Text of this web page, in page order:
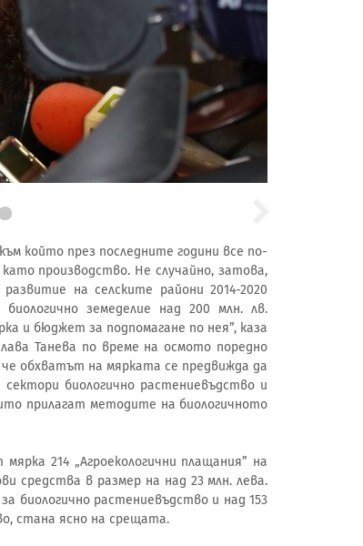
който през последните години все по-
производство. Не случайно, затова,
на селските райони 2014-2020
земеделие над 200 млн. лв.
и бюджет за подпомагане по нея”, каза
Танева по време на осмото поредно
че обхватът на мярката се предвижда да
биологично растениевъдство и
прилагат методите на биологичното
214 „Агроекологични плащания” на
средства в размер на над 23 млн. лева.
биологично растениевъдство и над 153
стана ясно на срещата.